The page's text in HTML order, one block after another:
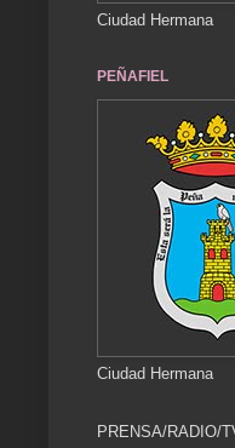
Ciudad Hermana
PEÑAFIEL
Ciudad Hermana
PRENSA/RADIO/